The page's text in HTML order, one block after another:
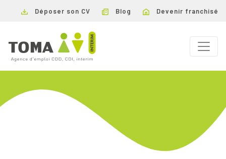
Déposer son CV Blog Devenir franchisé